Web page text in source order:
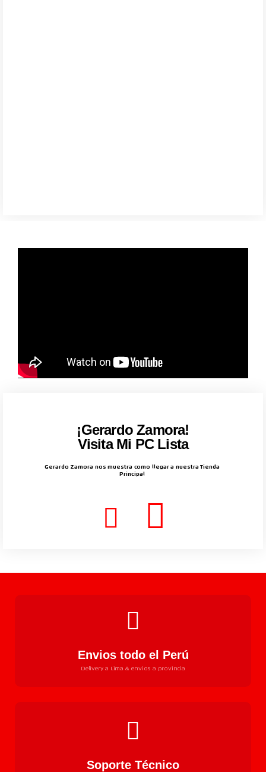
¡Gerardo Zamora!
Visita Mi PC Lista
Gerardo Zamora nos muestra como llegar a nuestra Tienda
Principal
Envios todo el Perú
Delivery a Lima & envios a provincia
Soporte Técnico